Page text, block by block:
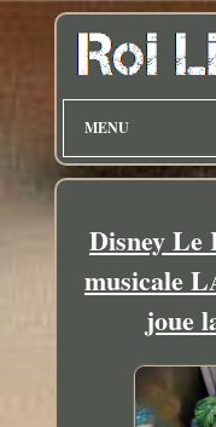
MENU
Disney Le
musicale
joue